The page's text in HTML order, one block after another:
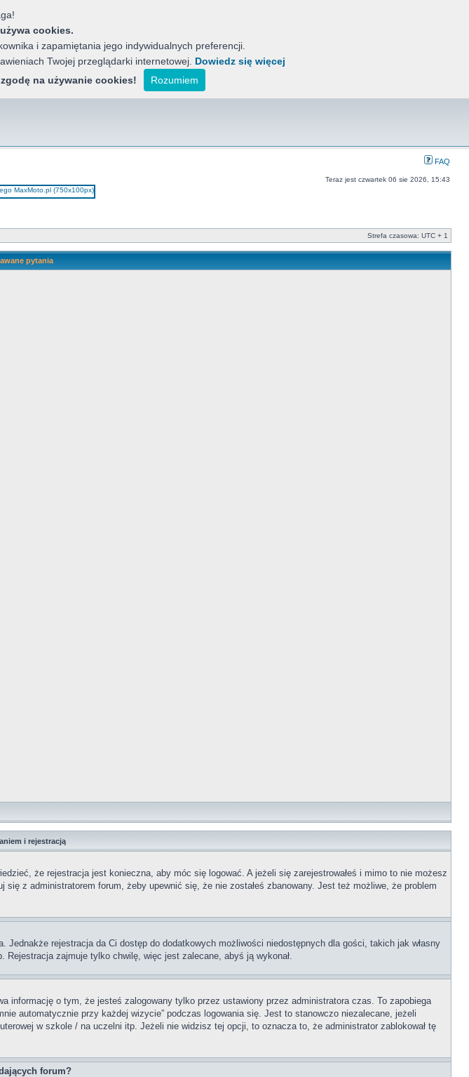
Banici Azjatyckich Motocykli
Forum miłośników chińskich motocykli, jak również koreańskich, indyjskich i japońskich.
FAQ
Teraz jest czwartek 06 sie 2026, 15:43
Strefa czasowa: UTC + 1
pytania
i rejestracją
że rejestracja jest konieczna, aby móc się logować. A jeżeli się zarejestrowałeś i mimo to nie możesz
z administratorem forum, żeby upewnić się, że nie zostałeś zbanowany. Jest też możliwe, że problem
rejestracja da Ci dostęp do dodatkowych możliwości niedostępnych dla gości, takich jak własny
zajmuje tylko chwilę, więc jest zalecane, abyś ją wykonał.
informację o tym, że jesteś zalogowany tylko przez ustawiony przez administratora czas. To zapobiega
automatycznie przy każdej wizycie” podczas logowania się. Jest to stanowczo niezalecane, jeżeli
w szkole / na uczelni itp. Jeżeli nie widzisz tej opcji, to oznacza to, że administrator zablokował tę
forum?
cookies.
i zapamiętania jego indywidualnych preferencji.
Twojej przeglądarki internetowej. Dowiedz się więcej
na używanie cookies!
Rozumiem